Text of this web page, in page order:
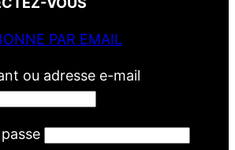
PAR EMAIL
ou adresse e-mail